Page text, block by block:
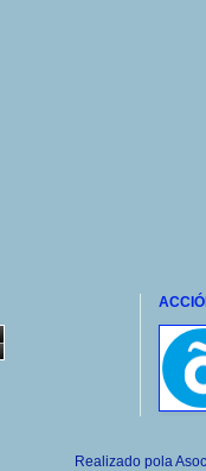
Realizado pola